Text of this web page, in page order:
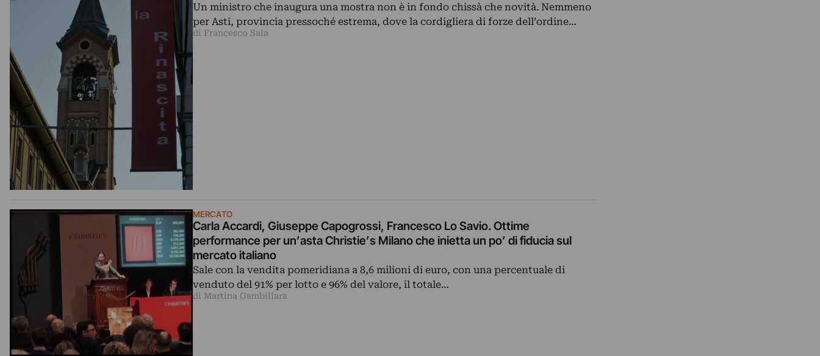
Un ministro che inaugura una mostra non è in fondo chissà che novità. Nemmeno
per Asti, provincia pressoché estrema, dove la cordigliera di forze dell’ordine…
di Francesco Sala
MERCATO
Carla Accardi, Giuseppe Capogrossi, Francesco Lo Savio. Ottime
performance per un’asta Christie’s Milano che inietta un po’ di fiducia sul
mercato italiano
Sale con la vendita pomeridiana a 8,6 milioni di euro, con una percentuale di
venduto del 91% per lotto e 96% del valore, il totale…
di Martina Gambillara